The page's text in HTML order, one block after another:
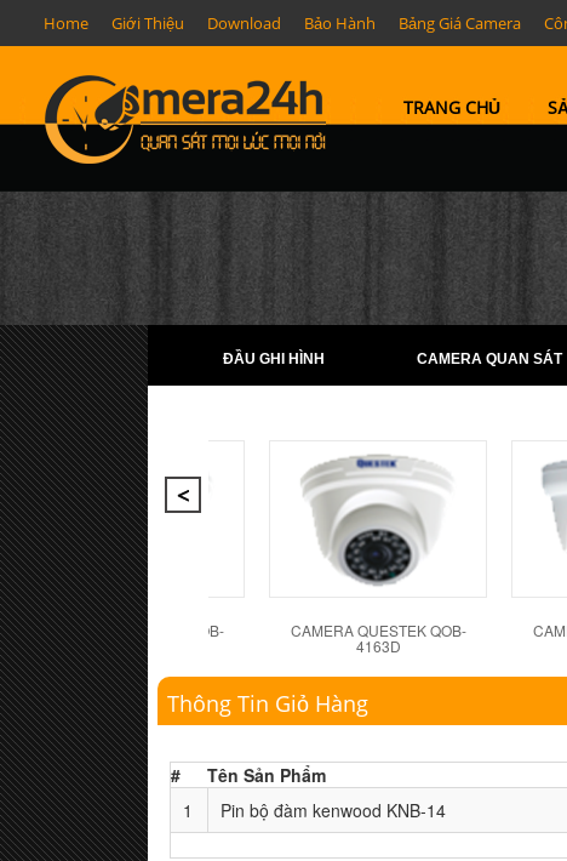
Home Giới Thiệu Download Bảo Hành Bảng Giá Camera
TRANG CHỦ
ĐẦU GHI HÌNH CAMERA QUAN SÁT
CAMERA QUESTEK QOB-
4162D
CAMERA QUESTEK QOB-
4163D
Thông Tin Giỏ Hàng
# Tên Sản Phẩm
1
Pin bộ đàm kenwood KNB-14